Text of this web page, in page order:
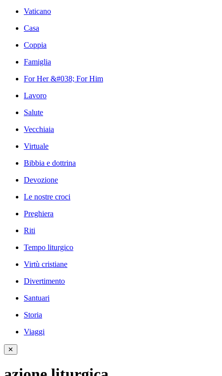
Vaticano
Casa
Coppia
Famiglia
For Her &#038; For Him
Lavoro
Salute
Vecchiaia
Virtuale
Bibbia e dottrina
Devozione
Le nostre croci
Preghiera
Riti
Tempo liturgico
Virtù cristiane
Divertimento
Santuari
Storia
Viaggi
✕